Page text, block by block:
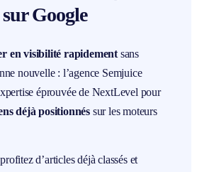
Google
en visibilité rapidementsans
nouvelle : l’agence Semjuice
éprouvée de NextLevel pour
déjà positionnéssur les moteurs
d’articles déjà classés et